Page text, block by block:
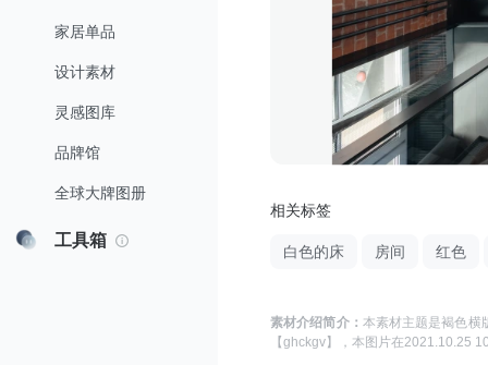
家居单品
设计素材
灵感图库
品牌馆
全球大牌图册
工具箱
相关标签
白色的床 房间 红色
素材介绍简介： 本素材主题是褐色横
【ghckgv】
，本图片在2021.10.25